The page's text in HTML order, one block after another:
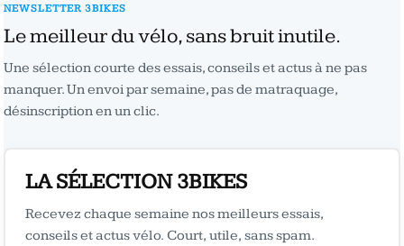
NEWSLETTER 3BIKES
Le meilleur du vélo, sans bruit inutile.
Une sélection courte des essais, conseils et actus à ne pas
manquer. Un envoi par semaine, pas de matraquage,
désinscription en un clic.
LA SÉLECTION 3BIKES
Recevez chaque semaine nos meilleurs essais,
conseils et actus vélo. Court, utile, sans spam.